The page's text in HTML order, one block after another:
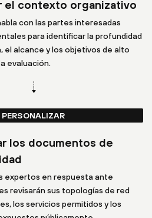
el contexto organizativo
con las partes interesadas
para identificar la profundidad
el alcance y los objetivos de alto
evaluación.
PERSONALIZAR
los documentos de
expertos en respuesta ante
revisarán sus topologías de red
los servicios permitidos y los